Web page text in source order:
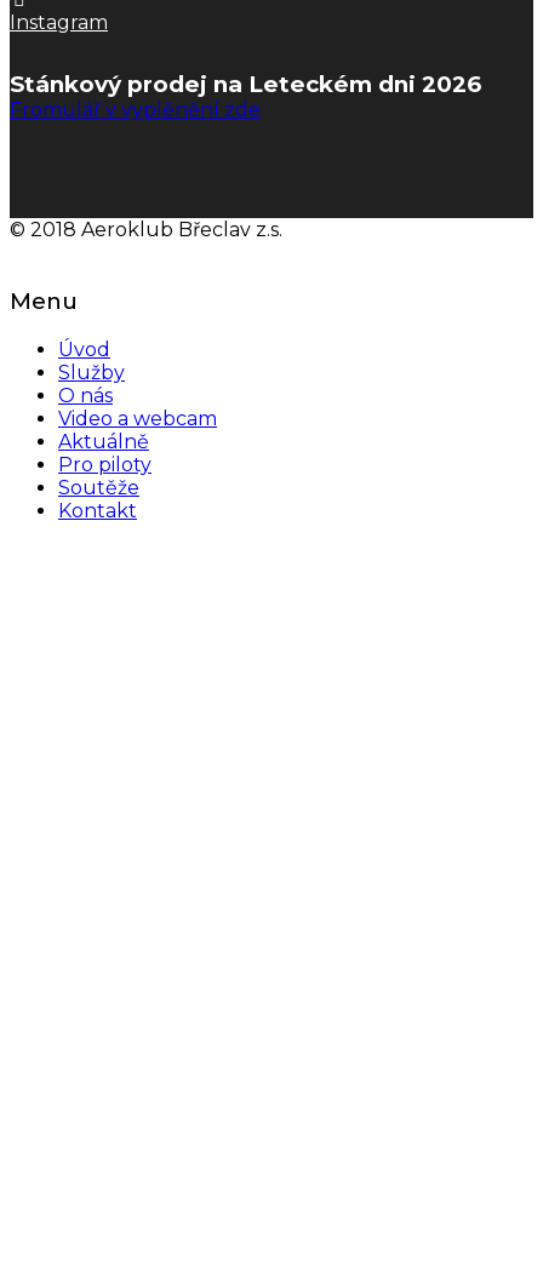
Instagram
Stánkový prodej na Leteckém dni 2026
Fromulář v vyplěnění zde
© 2018 Aeroklub Břeclav z.s.
Menu
Úvod
Služby
O nás
Video a webcam
Aktuálně
Pro piloty
Soutěže
Kontakt